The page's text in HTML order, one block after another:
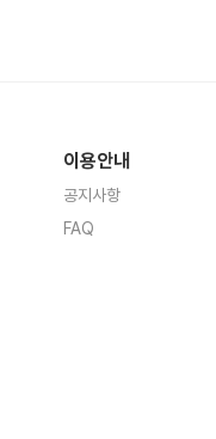
이용안내
공지사항
FAQ